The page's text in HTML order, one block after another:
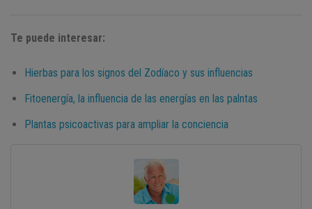
Te puede interesar:
Hierbas para los signos del Zodíaco y sus influencias
Fitoenergía, la influencia de las energías en las palntas
Plantas psicoactivas para ampliar la conciencia